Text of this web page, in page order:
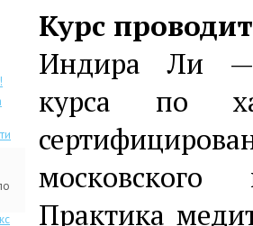
Курс
Индира Ли —
курса по
Практика